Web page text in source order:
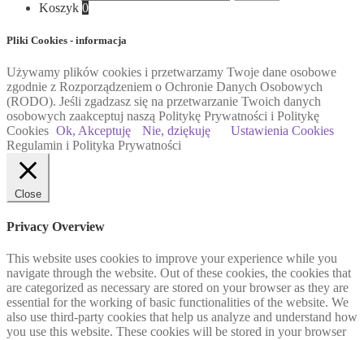
Koszyk 0
Pliki Cookies - informacja
Używamy plików cookies i przetwarzamy Twoje dane osobowe
zgodnie z Rozporządzeniem o Ochronie Danych Osobowych
(RODO). Jeśli zgadzasz się na przetwarzanie Twoich danych
osobowych zaakceptuj naszą Politykę Prywatności i Politykę
Cookies Ok, Akceptuję Nie, dziękuję
Ustawienia Cookies
Regulamin i Polityka Prywatności
Close
Privacy Overview
This website uses cookies to improve your experience while you
navigate through the website. Out of these cookies, the cookies that
are categorized as necessary are stored on your browser as they are
essential for the working of basic functionalities of the website. We
also use third-party cookies that help us analyze and understand how
you use this website. These cookies will be stored in your browser